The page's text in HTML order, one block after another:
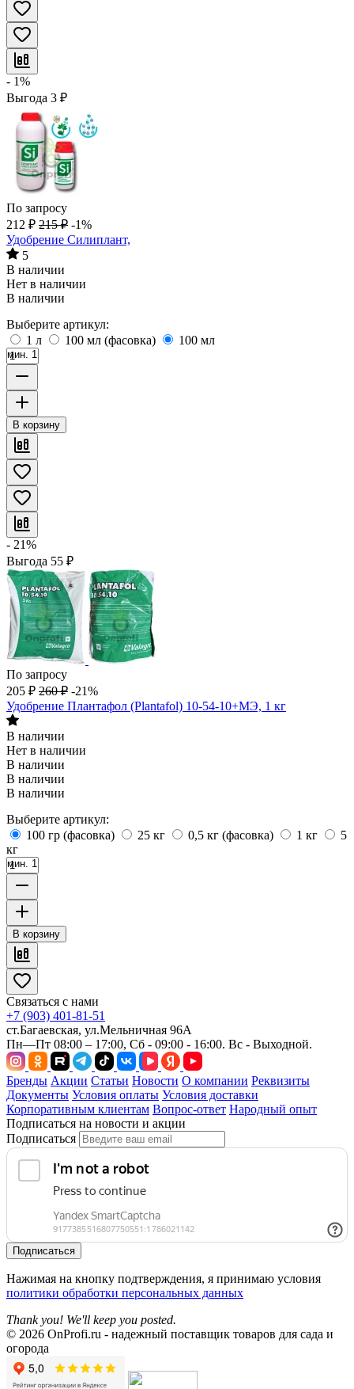
- 1%
Выгода 3 ₽
По запросу
212 ₽ 215 ₽ -1%
Удобрение Силиплант,
5
В наличии
Нет в наличии
В наличии
Выберите артикул:
1 л
100 мл (фасовка) 100 мл
мин. 1
В корзину
- 21%
Выгода 55 ₽
По запросу
205 ₽ 260 ₽ -21%
Удобрение Плантафол (Plantafol) 10-54-10+МЭ, 1 кг
В наличии
Нет в наличии
В наличии
В наличии
В наличии
Выберите артикул:
100 гр (фасовка)
25 кг 0,5 кг (фасовка) 1 кг
5
кг
мин. 1
В корзину
Связаться с нами
+7 (903) 401-81-51
ст.Багаевская, ул.Мельничная 96А
Пн—Пт 08:00 – 17:00, Сб - 09:00 - 16:00. Вс - Выходной.
Бренды Акции Статьи Новости О компании Реквизиты
Документы Условия оплаты Условия доставки
Корпоративным клиентам Вопрос-ответ Народный опыт
Подписаться на новости и акции
Подписаться
Подписаться
Нажимая на кнопку подтверждения, я принимаю условия
политики обработки персональных данных
Thank you! We'll keep you posted.
© 2026 OnProfi.ru - надежный поставщик товаров для сада и
огорода